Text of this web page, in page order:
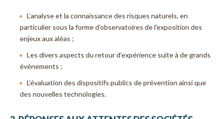
L’analyse et la connaissance des risques naturels, en
particulier sous la forme d’observatoires de l’exposition des
enjeux aux aléas ;
Les divers aspects du retour d’expérience suite à de grands
événements ;
L’évaluation des dispositifs publics de prévention ainsi que
des nouvelles technologies.